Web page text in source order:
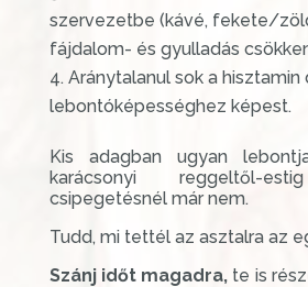
szervezetbe (kávé, fekete/
fájdalom- és gyulladás
Aránytalanul sok a hisztamin
lebontóképességhez képest.
Kis adagban ugyan
karácsonyi reggeltől-
csipegetésnél már nem.
Tudd, mi tettél az asztalra az
Szánj időt magadra, te is